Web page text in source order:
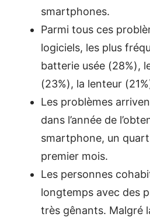
smartphones.
Parmi tous ces
logiciels, les plus
batterie usée (28%),
(23%), la lenteur
Les problèmes
dans l’année de
smartphone, un
premier mois.
Les personnes
longtemps avec des
très gênants. Malgré